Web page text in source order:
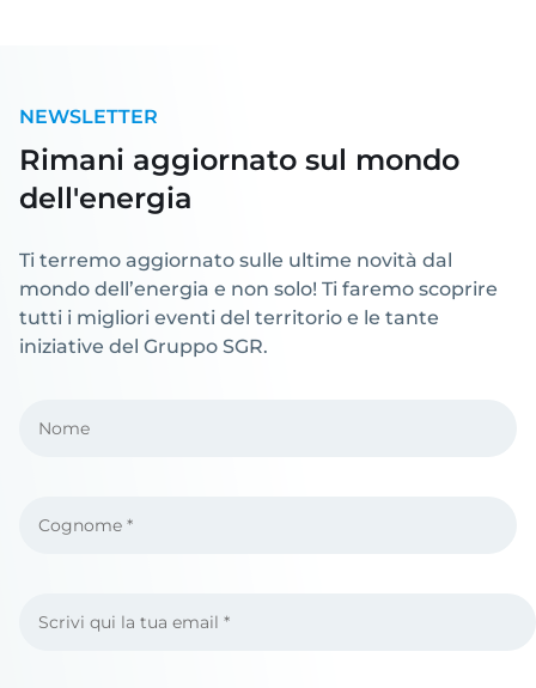
NEWSLETTER
Rimani aggiornato sul mondo
dell'energia
Ti terremo aggiornato sulle ultime novità dal
mondo dell’energia e non solo! Ti faremo scoprire
tutti i migliori eventi del territorio e le tante
iniziative del Gruppo SGR.